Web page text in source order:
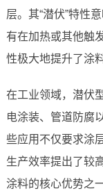
层。其“潜伏”特性
有在加热或其他触
性极大地提升了涂
在工业领域，潜伏
电涂装、管道防腐
些应用不仅要求涂
生产效率提出了较
涂料的核心优势之